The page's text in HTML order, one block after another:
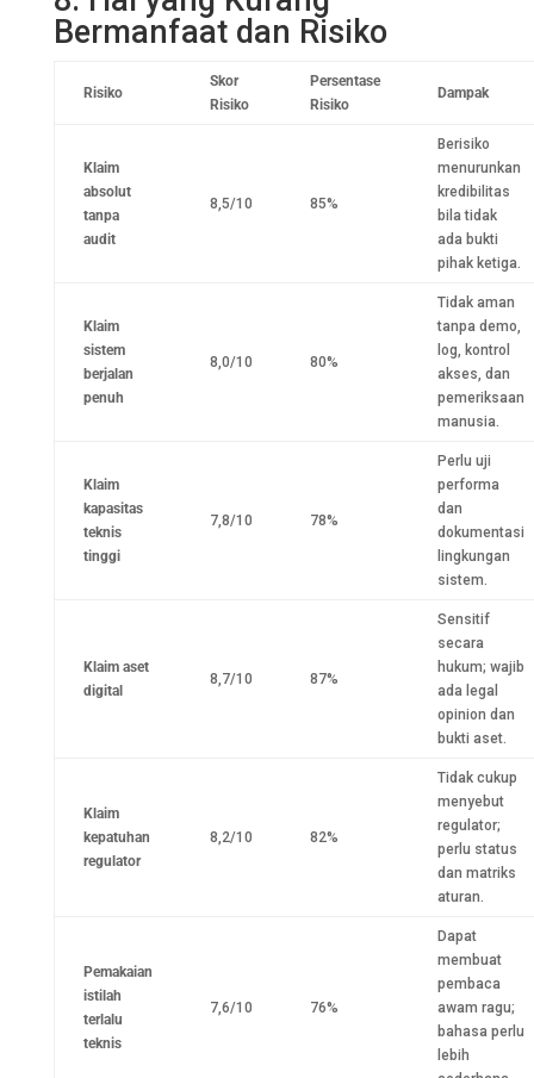
Bermanfaat dan Risiko
Risiko
Skor
Risiko
Persentase
Risiko
Dampak
Klaim
absolut
tanpa
audit
8,5/10 85%
Berisiko
menurunkan
kredibilitas
bila tidak
ada bukti
pihak ketiga.
Klaim
sistem
berjalan
penuh
8,0/10 80%
Tidak aman
tanpa demo,
log, kontrol
akses, dan
pemeriksaan
manusia.
Klaim
kapasitas
teknis
tinggi
7,8/10 78%
Perlu uji
performa
dan
dokumentasi
lingkungan
sistem.
Klaim aset
digital
8,7/10 87%
Sensitif
secara
hukum; wajib
ada legal
opinion dan
bukti aset.
Klaim
kepatuhan
regulator
8,2/10 82%
Tidak cukup
menyebut
regulator;
perlu status
dan matriks
aturan.
Pemakaian
istilah
terlalu
teknis
7,6/10 76%
Dapat
membuat
pembaca
awam ragu;
bahasa perlu
lebih